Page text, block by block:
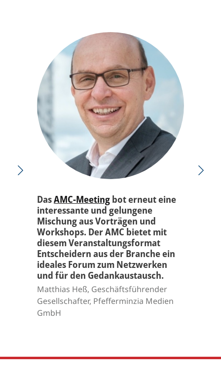
DasAMC-Meetingbot erneut eine
interessante und gelungene
Mischung aus Vorträgen und
Workshops. Der AMC bietet mit
diesem Veranstaltungsformat
Entscheidern aus der Branche ein
ideales Forum zum Netzwerken
und für den Gedankaustausch.
Matthias Heß, Geschäftsführender
Gesellschafter, Pfefferminzia Medien
GmbH